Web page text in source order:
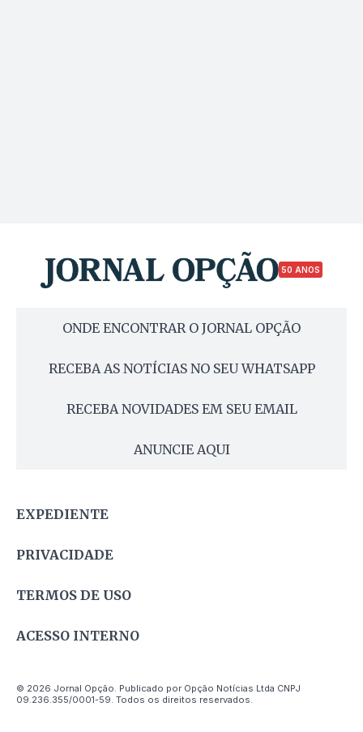
50 ANOS
ONDE ENCONTRAR O JORNAL OPÇÃO
RECEBA AS NOTÍCIAS NO SEU WHATSAPP
RECEBA NOVIDADES EM SEU EMAIL
ANUNCIE AQUI
EXPEDIENTE
PRIVACIDADE
TERMOS DE USO
ACESSO INTERNO
© 2026 Jornal Opção. Publicado por Opção Notícias Ltda CNPJ
09.236.355/0001-59. Todos os direitos reservados.